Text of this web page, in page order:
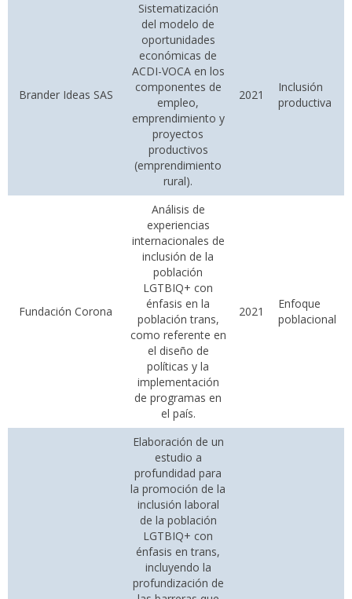
Brander Ideas SAS
Sistematización
del modelo de
oportunidades
económicas de
ACDI-VOCA en los
componentes de
empleo,
emprendimiento y
proyectos
productivos
(emprendimiento
rural).
2021
Inclusión
productiva
Fundación Corona
Análisis de
experiencias
internacionales de
inclusión de la
población
LGTBIQ+ con
énfasis en la
población trans,
como referente en
el diseño de
políticas y la
implementación
de programas en
el país.
2021
Enfoque
poblacional
Elaboración de un
estudio a
profundidad para
la promoción de la
inclusión laboral
de la población
LGTBIQ+ con
énfasis en trans,
incluyendo la
profundización de